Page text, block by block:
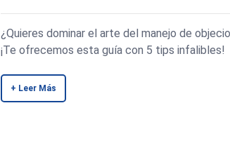
¿Quieres dominar el arte del manejo de
¡Te ofrecemos esta guía con 5 tips infalibles!
+ Leer Más